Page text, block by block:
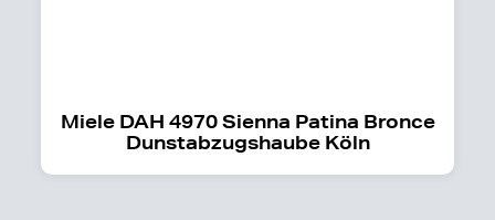
Miele DAH 4970 Sienna Patina Bronce
Dunstabzugshaube Köln